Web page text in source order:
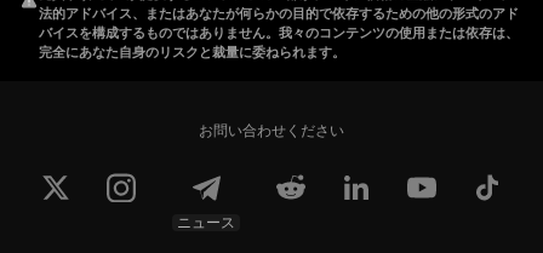
法的アドバイス、またはあなたが何らかの目的で依存するための他の形式のアド
バイスを構成するものではありません。我々のコンテンツの使用または依存は、
完全にあなた自身のリスクと裁量に委ねられます。
お問い合わせください
ニュース